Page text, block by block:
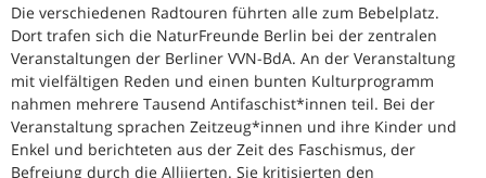
Die verschiedenen Radtouren führten alle zum Bebelplatz.
Dort trafen sich die NaturFreunde Berlin bei der zentralen
Veranstaltungen der Berliner VVN-BdA. An der Veranstaltung
mit vielfältigen Reden und einen bunten Kulturprogramm
nahmen mehrere Tausend Antifaschist*innen teil. Bei der
Veranstaltung sprachen Zeitzeug*innen und ihre Kinder und
Enkel und berichteten aus der Zeit des Faschismus, der
Befreiung durch die Alliierten. Sie kritisierten den